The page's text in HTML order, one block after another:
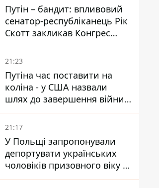
Путін – бандит: впливовий
сенатор-республіканець Рік
Скотт закликав Конгрес
притягнути РФ до
відповідальності за війну в
Україні
21:23
Путіна час поставити на
коліна - у США назвали
шлях до завершення війни -
National Security Journal
21:17
У Польщі запропонували
депортувати українських
чоловіків призовного віку -
кого це може торкнутися